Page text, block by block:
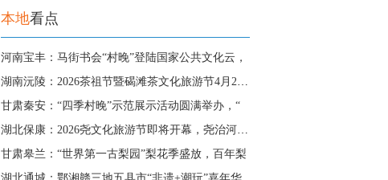
本地看点
河南宝丰：马街书会“村晚”登陆国家公共文化云，
湖南沅陵：2026茶祖节暨碣滩茶文化旅游节4月28日
甘肃秦安：“四季村晚”示范展示活动圆满举办，“
湖北保康：2026尧文化旅游节即将开幕，尧治河邀您
甘肃皋兰：“世界第一古梨园”梨花季盛放，百年梨